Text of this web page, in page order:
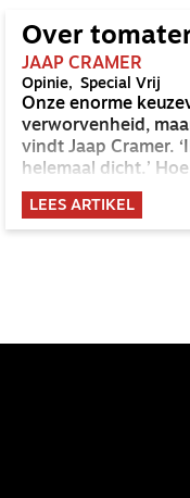
Over
JAAP CRAMER
Opinie Special Vrij
Onze enorme
verworvenheid,
vindt Jaap Cramer.
helemaal dicht.’
hebben zo veel
elk detail in het
LEES ARTIKEL